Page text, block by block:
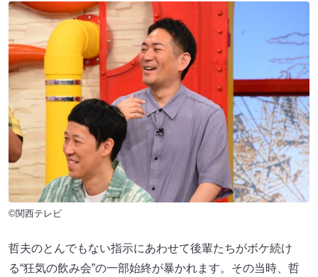
©関西テレビ
哲夫のとんでもない指示にあわせて後輩たちがボケ続け
る“狂気の飲み会”の一部始終が暴かれます。その当時、哲